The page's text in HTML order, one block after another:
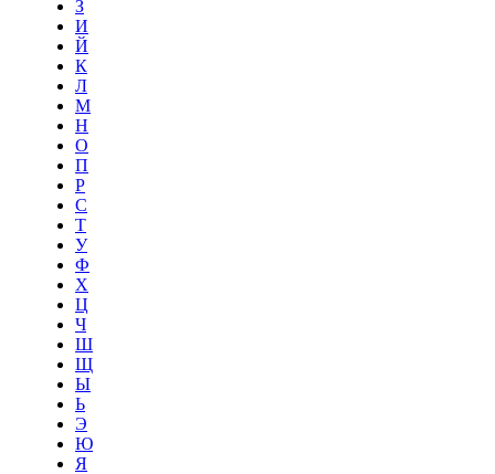
З
И
Й
К
Л
М
Н
О
П
Р
С
Т
У
Ф
Х
Ц
Ч
Ш
Щ
Ы
Ь
Э
Ю
Я